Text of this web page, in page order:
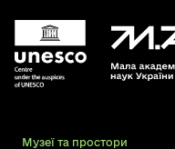
Музеї та простори